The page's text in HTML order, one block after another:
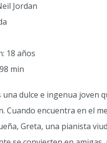
Jordan
18 años
min
una dulce e ingenua joven
Cuando encuentra en el
Greta, una pianista